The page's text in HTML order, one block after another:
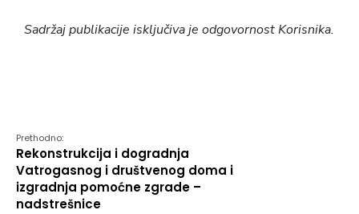
Sadržaj publikacije isključiva je odgovornost Korisnika.
Prethodno:
Rekonstrukcija i dogradnja
Vatrogasnog i društvenog doma i
izgradnja pomoćne zgrade –
nadstrešnice